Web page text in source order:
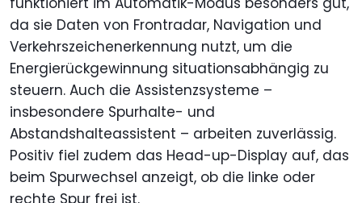
da sie Daten von Frontradar, Navigation und
Verkehrszeichenerkennung nutzt, um die
Energierückgewinnung situationsabhängig zu
steuern. Auch die Assistenzsysteme –
insbesondere Spurhalte- und
Abstandshalteassistent – arbeiten zuverlässig.
Positiv fiel zudem das Head-up-Display auf, das
beim Spurwechsel anzeigt, ob die linke oder